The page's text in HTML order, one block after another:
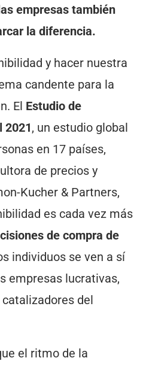
empresas también
la diferencia.
y hacer nuestra
candente para la
El Estudio de
2021, un estudio global
en 17 países,
de precios y
Kucher & Partners,
es cada vez más
de compra de
individuos se ven a sí
empresas lucrativas,
del
el ritmo de la